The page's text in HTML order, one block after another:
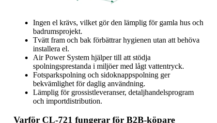
Ingen el krävs, vilket gör den lämplig för gamla hus och
badrumsprojekt.
Tvätt fram och bak förbättrar hygienen utan att behöva
installera el.
Air Power System hjälper till att stödja
spolningsprestanda i miljöer med lågt vattentryck.
Fotsparkspolning och sidoknappspolning ger
bekvämlighet för daglig användning.
Lämplig för grossistleveranser, detaljhandelsprogram
och importdistribution.
Varför CL-721 fungerar för B2B-köpare